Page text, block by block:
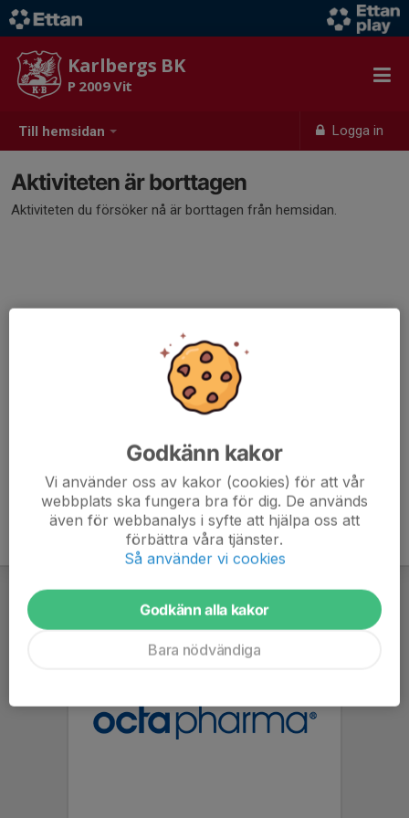
Till hemsidan Logga in
Karlbergs BK
P 2009 Vit
Aktiviteten är borttagen
Aktiviteten du försöker nå är borttagen från hemsidan.
Godkänn kakor
Vi använder oss av kakor (cookies) för att vår
webbplats ska fungera bra för dig. De används
även för webbanalys i syfte att hjälpa oss att
förbättra våra tjänster.
Så använder vi cookies
Godkänn alla kakor
Bara nödvändiga